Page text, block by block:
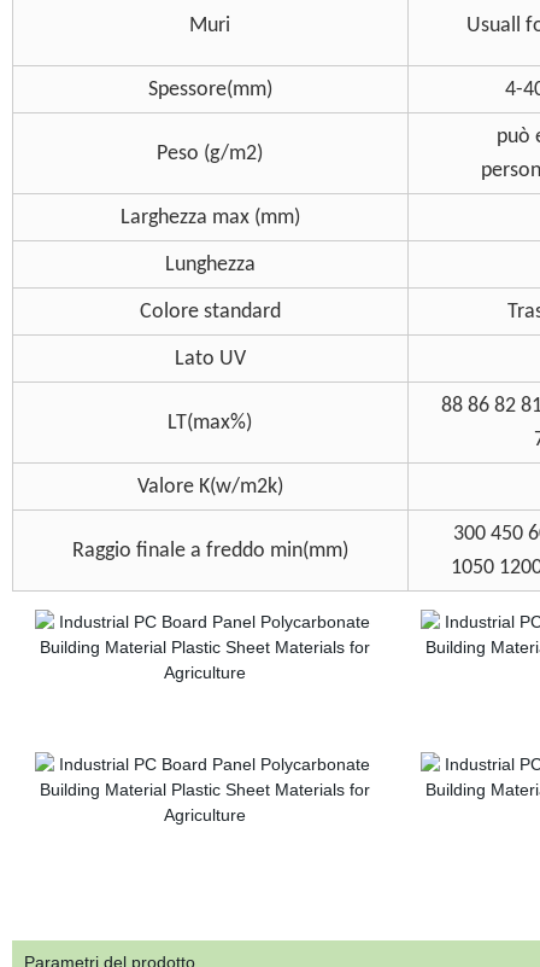
Muri Usuall
Spessore(mm) 4-
Peso (g/m2)
può
Larghezza max (mm)
Lunghezza
Colore standard
Lato UV
LT(max%)
88 86 82
Valore K(w/m2k)
Raggio finale a freddo min(mm)
300 450
1050
Parametri del prodotto